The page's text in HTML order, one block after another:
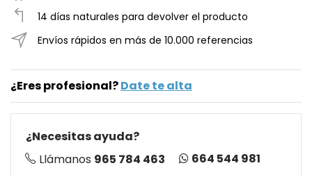
14 días naturales para devolver el producto
Envíos rápidos en más de 10.000 referencias
¿Eres profesional?Date te alta
¿Necesitas ayuda?
Llámanos 965 784 463 664 544 981